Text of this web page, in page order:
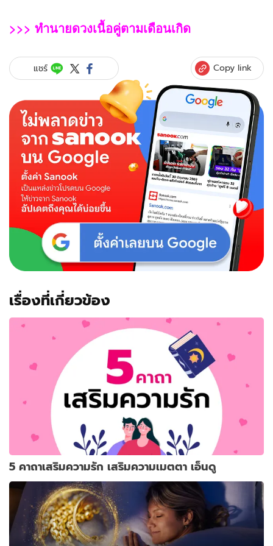
>>> ทำนายดวงเนื้อคู่ตามเดือนเกิด
แชร์ Copy link
เรื่องที่เกี่ยวข้อง
5 คาถาเสริมความรัก เสริมความเมตตา เอ็นดู